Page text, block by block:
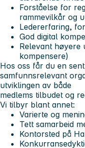
Forståelse for
rammevilkår og
Ledererfaring,
God digital
Relevant høyere
kompensere)
Hos oss får du en
samfunnsrelevant
utviklingen av både
medlems tilbudet og
Vi tilbyr blant annet:
Varierte og
Tett samarbeid
Kontorsted på